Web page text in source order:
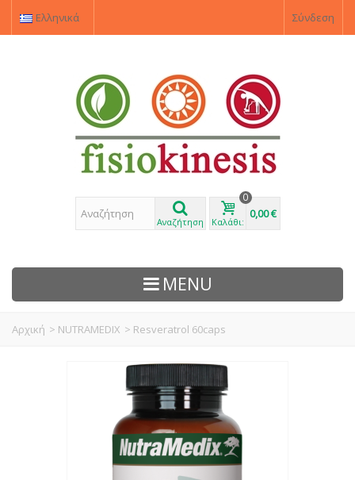
Ελληνικά Σύνδεση
Αναζήτηση Καλάθι:
0
0,00 €
MENU
Αρχική > NUTRAMEDIX > Resveratrol 60caps